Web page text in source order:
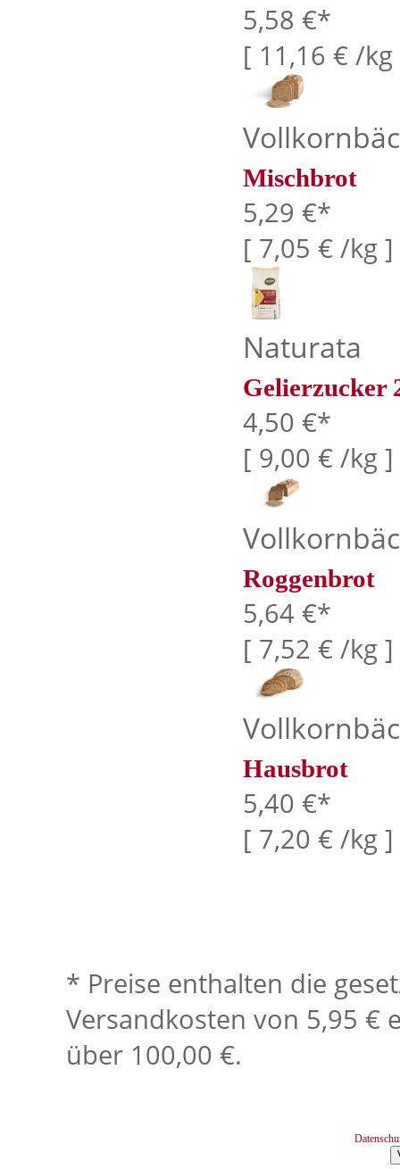
5,58 €*
[ 11,16 € /
Mischbrot
5,29 €*
[ 7,05 € /kg ]
Naturata
Gelierzucker
4,50 €*
[ 9,00 € /kg ]
Roggenbrot
5,64 €*
[ 7,52 € /kg ]
Hausbrot
5,40 €*
[ 7,20 € /kg ]
* Preise enthalten die
Versandkosten von 5,95 €
über 100,00 €.